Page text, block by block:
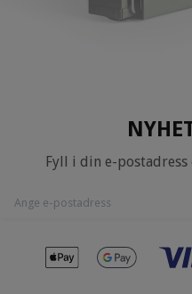
Fyll i din e-postadress